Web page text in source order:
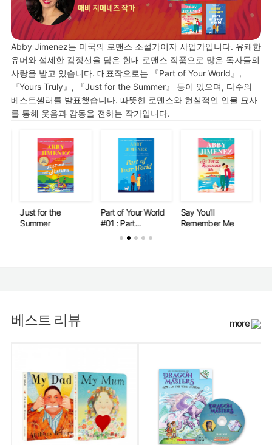
Abby Jimenez는 미국의 로맨스 소설가이자 사업가입니다. 유쾌한
유머와 섬세한 감정선을 담은 현대 로맨스 작품으로 많은 독자들의
사랑을 받고 있습니다. 대표작으로는 『Part of Your World』,
『Yours Truly』, 『Just for the Summer』 등이 있으며, 다수의
베스트셀러를 발표했습니다. 따뜻한 로맨스와 현실적인 인물 묘사
를 통해 웃음과 감동을 전하는 작가입니다.
Part of Your World
#01 : Part...
Say You'll
Remember Me
Just for the
Summer
베스트 리뷰 more